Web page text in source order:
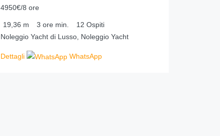
4950€/8 ore
19,36 m 3 ore min. 12 Ospiti
Noleggio Yacht di Lusso, Noleggio Yacht
Dettagli WhatsApp